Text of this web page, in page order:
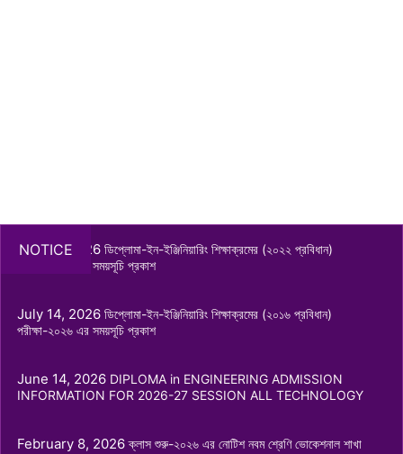
NOTICE
July 14, 2026 ডিপ্লোমা-ইন-ইঞ্জিনিয়ারিং শিক্ষাক্রমের (২০২২ প্রবিধান)
পরীক্ষা-২০২৬ এর সময়সূচি প্রকাশ
July 14, 2026 ডিপ্লোমা-ইন-ইঞ্জিনিয়ারিং শিক্ষাক্রমের (২০১৬ প্রবিধান)
পরীক্ষা-২০২৬ এর সময়সূচি প্রকাশ
June 14, 2026 DIPLOMA in ENGINEERING ADMISSION
INFORMATION FOR 2026-27 SESSION ALL TECHNOLOGY
February 8, 2026ক্লাস শুরু-২০২৬ এর নোটিশ নবম শ্রেণি ভোকেশনাল শাখা
Admission Information